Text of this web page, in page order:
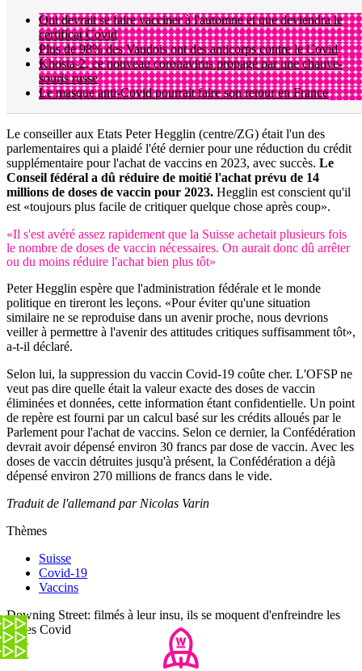
Qui devrait se faire vacciner à l'automne et que deviendra le
certificat Covid
Plus de 98% des Vaudois ont des anticorps contre le Covid
Khosta-2, ce nouveau coronavirus propagé par une chauve-
souris russe
Le masque anti-Covid pourrait faire son retour en France
Le conseiller aux Etats Peter Hegglin (centre/ZG) était l'un des
parlementaires qui a plaidé l'été dernier pour une réduction du crédit
supplémentaire pour l'achat de vaccins en 2023, avec succès. Le
Conseil fédéral a dû réduire de moitié l'achat prévu de 14
millions de doses de vaccin pour 2023. Hegglin est conscient qu'il
est «toujours plus facile de critiquer quelque chose après coup».
«Il s'est avéré assez rapidement que la Suisse achetait plusieurs fois
le nombre de doses de vaccin nécessaires. On aurait donc dû arrêter
ou du moins réduire l'achat bien plus tôt»
Peter Hegglin espère que l'administration fédérale et le monde
politique en tireront les leçons. «Pour éviter qu'une situation
similaire ne se reproduise dans un avenir proche, nous devrions
veiller à permettre à l'avenir des attitudes critiques suffisamment tôt»,
a-t-il déclaré.
Selon lui, la suppression du vaccin Covid-19 coûte cher. L'OFSP ne
veut pas dire quelle était la valeur exacte des doses de vaccin
éliminées et données, cette information étant confidentielle. Un point
de repère est fourni par un calcul basé sur les crédits alloués par le
Parlement pour l'achat de vaccins. Selon ce dernier, la Confédération
devrait avoir dépensé environ 30 francs par dose de vaccin. Avec les
doses de vaccin détruites jusqu'à présent, la Confédération a déjà
dépensé environ 270 millions de francs dans le vide.
Traduit de l'allemand par Nicolas Varin
Thèmes
Suisse
Covid-19
Vaccins
Downing Street: filmés à leur insu, ils se moquent d'enfreindre les
règles Covid